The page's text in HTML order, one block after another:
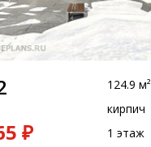
₽
124.9 м²
кирпич
1 этаж